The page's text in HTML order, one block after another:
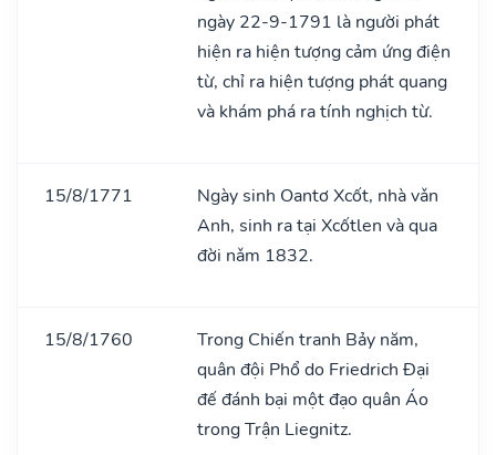
ngày 22-9-1791 là người phát
hiện ra hiện tượng cảm ứng điện
từ, chỉ ra hiện tượng phát quang
và khám phá ra tính nghịch từ.
15/8/1771
Ngày sinh Oantơ Xcốt, nhà vǎn
Anh, sinh ra tại Xcốtlen và qua
đời nǎm 1832.
15/8/1760
Trong Chiến tranh Bảy năm,
quân đội Phổ do Friedrich Đại
đế đánh bại một đạo quân Áo
trong Trận Liegnitz.